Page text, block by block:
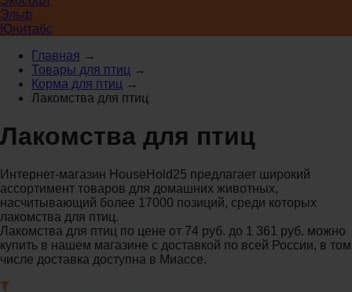
Эльф
Юнитабс
Главная →
Товары для птиц →
Корма для птиц →
Лакомства для птиц
Лакомства для птиц
Интернет-магазин HouseHold25 предлагает широкий
ассортимент товаров для домашних животных,
насчитывающий более 17000 позиций, среди которых
лакомства для птиц.
Лакомства для птиц по цене от 74 руб. до 1 361 руб. можно
купить в нашем магазине с доставкой по всей России, в том
числе доставка доступна в Миассе.